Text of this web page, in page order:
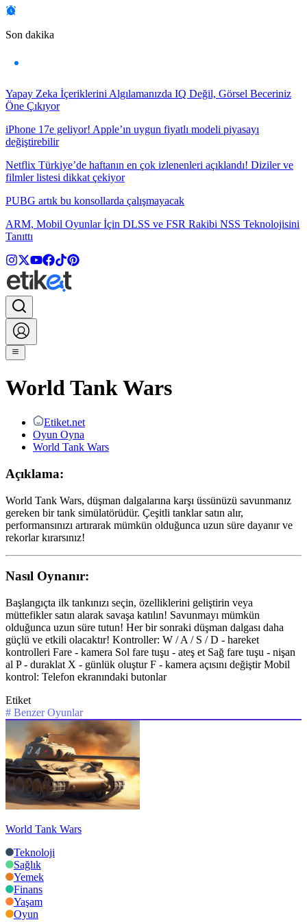
Son dakika
Yapay Zeka İçeriklerini Algılamanızda IQ Değil, Görsel Beceriniz
Öne Çıkıyor
iPhone 17e geliyor! Apple’ın uygun fiyatlı modeli piyasayı
değiştirebilir
Netflix Türkiye’de haftanın en çok izlenenleri açıklandı! Diziler ve
filmler listesi dikkat çekiyor
PUBG artık bu konsollarda çalışmayacak
ARM, Mobil Oyunlar İçin DLSS ve FSR Rakibi NSS Teknolojisini
Tanıttı
World Tank Wars
Etiket.net
Oyun Oyna
World Tank Wars
Açıklama:
World Tank Wars, düşman dalgalarına karşı üssünüzü savunmanız
gereken bir tank simülatörüdür. Çeşitli tanklar satın alır,
performansınızı artırarak mümkün olduğunca uzun süre dayanır ve
rekorlar kırarsınız!
Nasıl Oynanır:
Başlangıçta ilk tankınızı seçin, özelliklerini geliştirin veya
müttefikler satın alarak savaşa katılın! Savunmayı mümkün
olduğunca uzun süre tutun! Her bir sonraki düşman dalgası daha
güçlü ve etkili olacaktır! Kontroller: W / A / S / D - hareket
kontrolleri Fare - kamera Sol fare tuşu - ateş et Sağ fare tuşu - nişan
al P - duraklat X - günlük oluştur F - kamera açısını değiştir Mobil
kontrol: Telefon ekranındaki butonlar
Etiket
# Benzer Oyunlar
World Tank Wars
Teknoloji
Sağlık
Yemek
Finans
Yaşam
Oyun